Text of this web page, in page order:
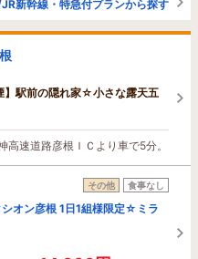
新幹線・特急付プランから探す
】駅前の隠れ家☆小さな露天五
高速道路彦根ＩＣより車で5分。
その他 食事なし
オン彦根 1日1組様限定☆ミラ